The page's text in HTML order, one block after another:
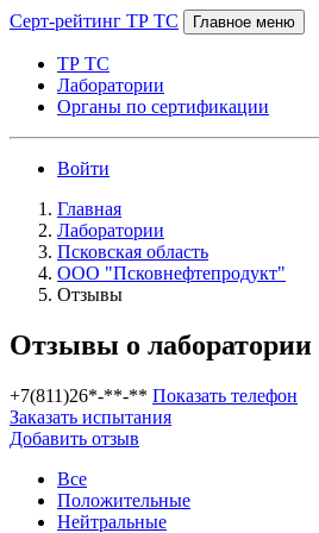
Серт-рейтинг ТР ТС Главное меню
ТР ТС
Лаборатории
Органы по сертификации
Войти
Главная
Лаборатории
Псковская область
ООО "Псковнефтепродукт"
Отзывы
Отзывы о лаборатории
+7(811)26*-**-** Показать телефон
Заказать испытания
Добавить отзыв
Все
Положительные
Нейтральные